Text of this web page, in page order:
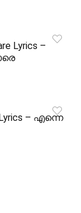
Lyrics –
Lyrics – എന്നെ